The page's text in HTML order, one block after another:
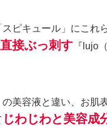
ピキュール」にこれ
接ぶっ刺す 『lujo
美容液と違い、お肌
じわじわと美容成